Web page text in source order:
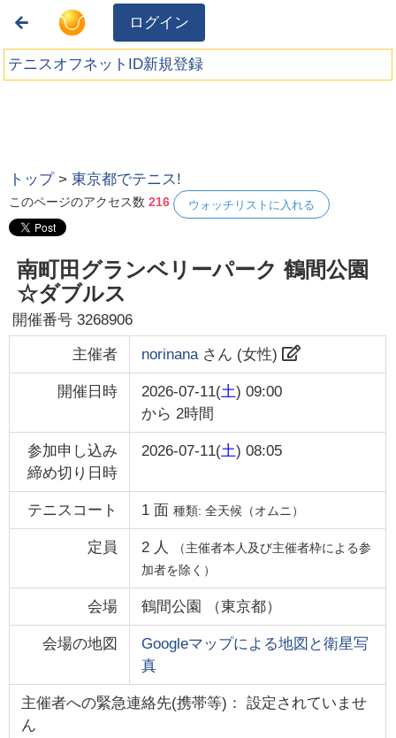
ログイン
テニスオフネットID新規登録
トップ >東京都でテニス!
このページのアクセス数216 ウォッチリストに入れる
南町田グランベリーパーク 鶴間公園
☆ダブルス
開催番号3268906
主催者 norinanaさん (女性)
開催日時 2026-07-11(土) 09:00
から 2時間
参加申し込み
締め切り日時
2026-07-11(土) 08:05
テニスコート 1面 種類: 全天候（オムニ）
定員 2 人
（主催者本人及び主催者枠による参
加者を除く）
会場 鶴間公園 （東京都）
会場の地図
Googleマップによる地図と衛星写
真
主催者への緊急連絡先(携帯等)： 設定されていませ
ん